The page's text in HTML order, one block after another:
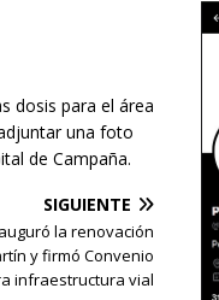
dosis para el área
una foto
de Campaña.
SIGUIENTE
la renovación
y firmó Convenio
infraestructura vial